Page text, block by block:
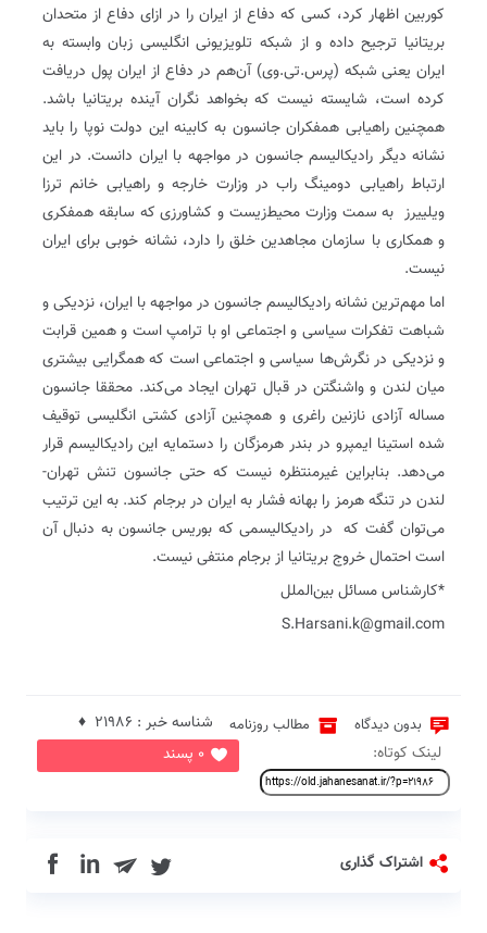
کوربین اظهار کرد، کسی که دفاع از ایران را در ازای دفاع از متحدان
بریتانیا ترجیح داده و از شبکه تلویزیونی انگلیسی زبان وابسته به
ایران یعنی شبکه (پرس.تی.وی) آن‌هم در دفاع از ایران پول دریافت
کرده است، شایسته نیست که بخواهد نگران آینده بریتانیا باشد.
همچنین راهیابی همفکران جانسون به کابینه این دولت نوپا را باید
نشانه دیگر رادیکالیسم جانسون در مواجهه با ایران دانست. در این
ارتباط راهیابی دومینگ راب در وزارت خارجه و راهیابی خانم ترزا
ویلییرز به سمت وزارت محیط‌زیست و کشاورزی که سابقه همفکری
و همکاری با سازمان مجاهدین خلق را دارد، نشانه خوبی برای ایران
نیست.
اما مهم‌ترین نشانه رادیکالیسم جانسون در مواجهه با ایران، نزدیکی و
شباهت تفکرات سیاسی و اجتماعی او با ترامپ است و همین قرابت
و نزدیکی در نگرش‌ها سیاسی و اجتماعی است که همگرایی بیشتری
میان لندن و واشنگتن در قبال تهران ایجاد می‌کند. محققا جانسون
مساله آزادی نازنین راغری و همچنین آزادی کشتی انگلیسی توقیف
شده استینا ایمپرو در بندر هرمزگان را دستمایه این رادیکالیسم قرار
می‌دهد. بنابر‌این غیر‌منتظره نیست که حتی جانسون تنش تهران-
لندن در تنگه هرمز را بهانه فشار به ایران در برجام کند. به این ترتیب
می‌توان گفت که در رادیکالیسمی که بوریس جانسون به دنبال آن
است احتمال خروج بریتانیا از برجام منتفی نیست.
*کارشناس مسائل بین‌الملل
S.Harsani.k@gmail.com
بدون دیدگاه مطالب روزنامه
0 پسند
شناسه خبر : 21986 ♦
لینک کوتاه:
اشتراک گذاری in